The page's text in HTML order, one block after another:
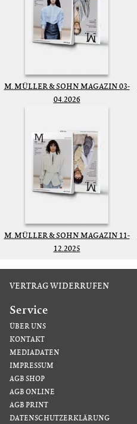
M. MÜLLER & SOHN MAGAZIN 03-
04.2026
M. MÜLLER & SOHN MAGAZIN 11-
12.2025
VERTRAG WIDERRUFEN
Service
ÜBER UNS
KONTAKT
MEDIADATEN
IMPRESSUM
AGB SHOP
AGB ONLINE
AGB PRINT
DATENSCHUTZERKLÄRUNG